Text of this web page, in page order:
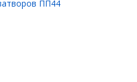
ПП44